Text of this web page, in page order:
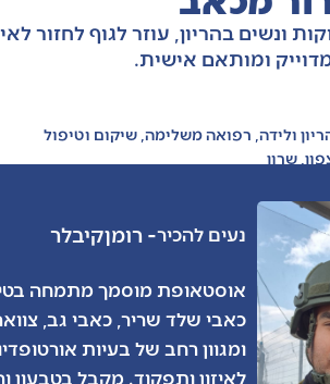
ונשים בהריון, עוזר לגוף לחזור
ומותאם אישית.
ולידה רפואה משלימה שיקום וטיפול
שרון
נעים להכיר- רומןקיבלר
אוסטאופת מוסמך מתמחה
כאבי שלד שריר, כאבי גב,
ומגוון רחב של בעיות
לאיזון ותפקוד. מקבל